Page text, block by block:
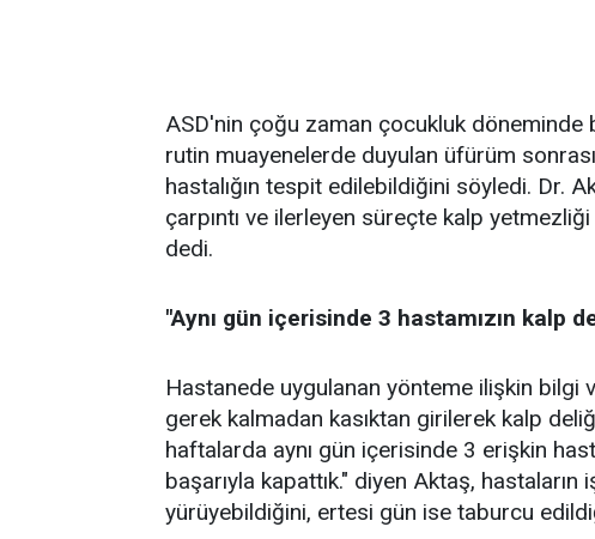
ASD'nin çoğu zaman çocukluk
rutin muayenelerde duyulan üfürüm
hastalığın tespit edilebildiğini söyledi. Dr.
çarpıntı ve ilerleyen süreçte kalp
dedi.
"Aynı gün içerisinde 3 hastamızın kalp
Hastanede uygulanan yönteme ilişkin bilgi
gerek kalmadan kasıktan girilerek kalp
haftalarda aynı gün içerisinde 3 erişkin
başarıyla kapattık." diyen Aktaş, hastaların
yürüyebildiğini, ertesi gün ise taburcu